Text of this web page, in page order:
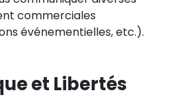
commerciales
événementielles, etc.).
et Libertés